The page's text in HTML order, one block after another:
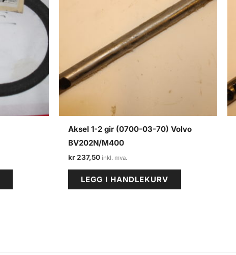
Aksel 1-2 gir (0700-03-70) Volvo
BV202N/M400
kr237,50
LEGG I HANDLEKURV